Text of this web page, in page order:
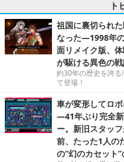
ト
祖国に裏切られ
なった―1998年
面リメイク版、
が駆ける異色の
約30年の歴史を誇る
て登場！
車が変形してロ
―41年ぶり完全新
ー。新旧スタッ
前、たった1人の
の“幻のカセット